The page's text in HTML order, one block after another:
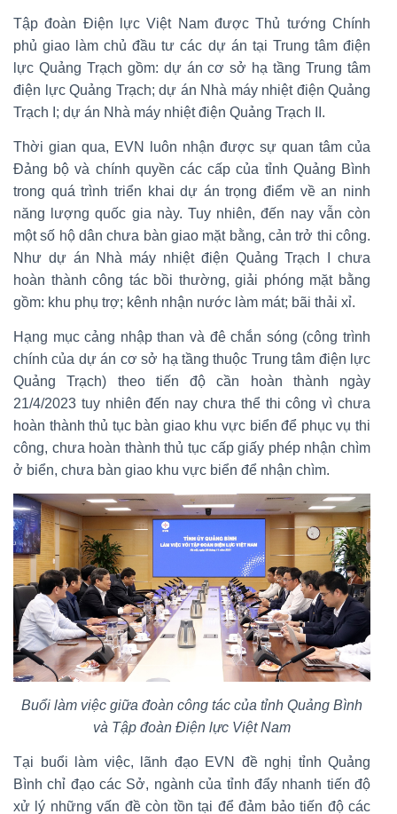
Tập đoàn Điện lực Việt Nam được Thủ tướng Chính
phủ giao làm chủ đầu tư các dự án tại Trung tâm điện
lực Quảng Trạch gồm: dự án cơ sở hạ tầng Trung tâm
điện lực Quảng Trạch; dự án Nhà máy nhiệt điện Quảng
Trạch I; dự án Nhà máy nhiệt điện Quảng Trạch II.
Thời gian qua, EVN luôn nhận được sự quan tâm của
Đảng bộ và chính quyền các cấp của tỉnh Quảng Bình
trong quá trình triển khai dự án trọng điểm về an ninh
năng lượng quốc gia này. Tuy nhiên, đến nay vẫn còn
một số hộ dân chưa bàn giao mặt bằng, cản trở thi công.
Như dự án Nhà máy nhiệt điện Quảng Trạch I chưa
hoàn thành công tác bồi thường, giải phóng mặt bằng
gồm: khu phụ trợ; kênh nhận nước làm mát; bãi thải xỉ.
Hạng mục cảng nhập than và đê chắn sóng (công trình
chính của dự án cơ sở hạ tầng thuộc Trung tâm điện lực
Quảng Trạch) theo tiến độ cần hoàn thành ngày
21/4/2023 tuy nhiên đến nay chưa thể thi công vì chưa
hoàn thành thủ tục bàn giao khu vực biển để phục vụ thi
công, chưa hoàn thành thủ tục cấp giấy phép nhận chìm
ở biển, chưa bàn giao khu vực biển để nhận chìm.
Buổi làm việc giữa đoàn công tác của tỉnh Quảng Bình
và Tập đoàn Điện lực Việt Nam
Tại buổi làm việc, lãnh đạo EVN đề nghị tỉnh Quảng
Bình chỉ đạo các Sở, ngành của tỉnh đẩy nhanh tiến độ
xử lý những vấn đề còn tồn tại để đảm bảo tiến độ các